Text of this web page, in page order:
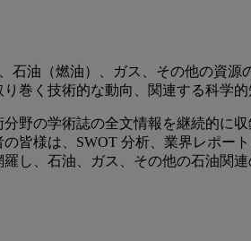
、石油（燃油）、ガス、その他の資
巻く技術的な動向、関連する科学
分野の学術誌の全文情報を継続的
皆様は、SWOT 分析、業界レポー
し、石油、ガス、その他の石油関